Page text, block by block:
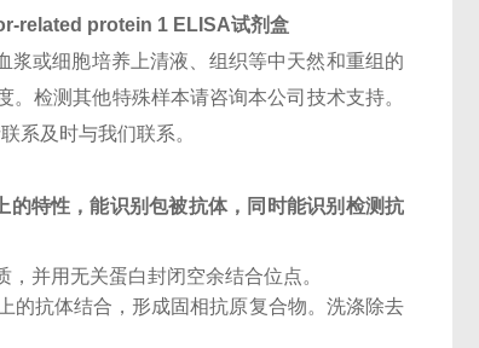
related protein 1ELISA试剂盒
或细胞培养上清液、组织等中天然和重组的
检测其他特殊样本请咨询本公司技术支持。
系及时与我们联系。
特性，能识别包被抗体，同时能识别检测抗
并用无关蛋白封闭空余结合位点。
的抗体结合，形成固相抗原复合物。洗涤除去